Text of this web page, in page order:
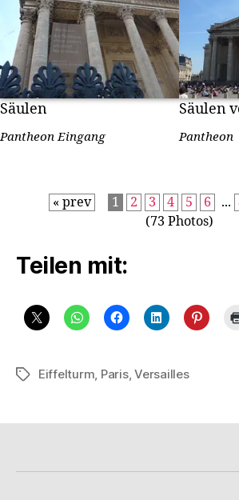
Säulen
Pantheon Eingang
Säulen
Pantheon
« prev 1 2 3 4 5 6 ...
(73 Photos)
Teilen mit:
Schlagwörter
Eiffelturm, Paris,Versailles